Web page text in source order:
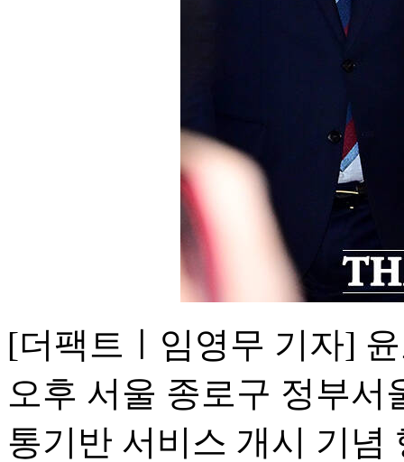
[더팩트ㅣ임영무 기자]
오후 서울 종로구 정부
통기반 서비스 개시 기념